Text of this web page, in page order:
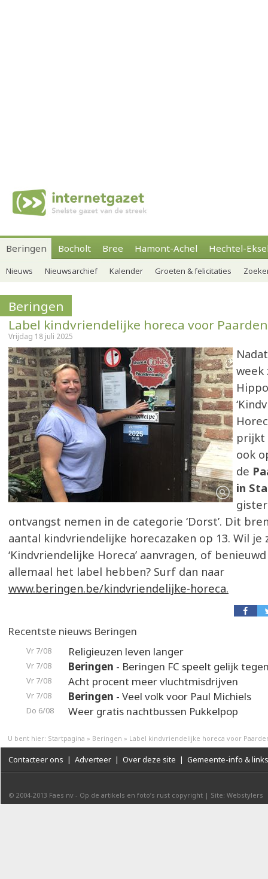
Beringen Bocholt Bree Hamont-Achel Hechtel-
Nieuws Nieuwsarchief Kalender Groeten & felicitaties
Beringen
Label kindvriendelijke horeca voor
Vrijdag 18 juli 2025
week
prijkt
ook
de
in
ontvangst nemen in de categorie ‘Dorst’. Dit
aantal kindvriendelijke horecazaken op 13. Wil
‘Kindvriendelijke Horeca’ aanvragen, of
allemaal het label hebben? Surf dan naar
www.beringen.be/kindvriendelijke-horeca.
Recentste nieuws Beringen
Vr 7/08 Religieuzen leven langer
Vr 7/08 Beringen - Beringen FC speelt gelijk
Vr 7/08 Acht procent meer vluchtmisdrijven
Vr 7/08 Beringen - Veel volk voor Paul Michiels
Do 6/08 Weer gratis nachtbussen Pukkelpop
U bent hier: Startpagina » Beringen » Label kindvriendelijke horeca voor
Contacteer ons | Adverteer | Over deze site | Gemeente-info & links
© 2004-2013 Faes nv - Op de artikels en foto’s rust copyright | Site: Webstylers